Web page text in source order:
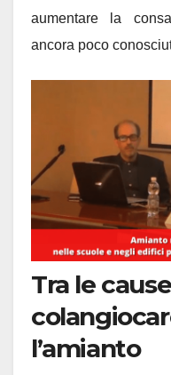
aumentare la
ancora poco
Tra le
l’amianto